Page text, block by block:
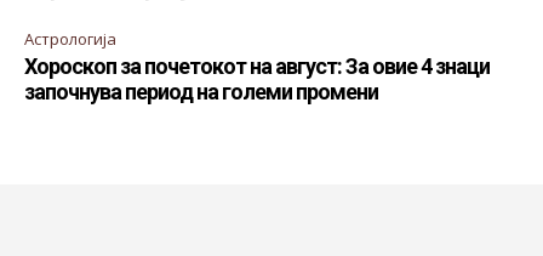
Астрологија
Хороскоп за почетокот на август: За овие 4 знаци
започнува период на големи промени